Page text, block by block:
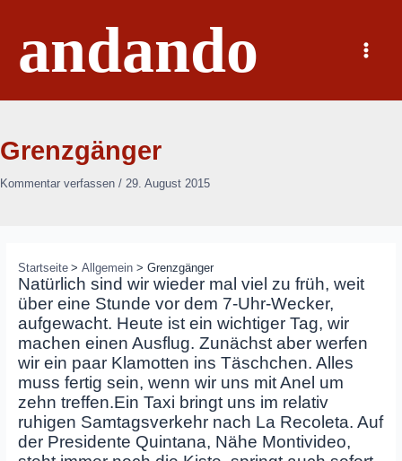
springenandando
Main
Menu
Grenzgänger
Kommentar verfassen / 29. August 2015
Startseite Allgemein Grenzgänger
Natürlich sind wir wieder mal viel zu früh, weit
über eine Stunde vor dem 7-Uhr-Wecker,
aufgewacht. Heute ist ein wichtiger Tag, wir
machen einen Ausflug. Zunächst aber werfen
wir ein paar Klamotten ins Täschchen. Alles
muss fertig sein, wenn wir uns mit Anel um
zehn treffen.Ein Taxi bringt uns im relativ
ruhigen Samtagsverkehr nach La Recoleta. Auf
der Presidente Quintana, Nähe Montivideo,